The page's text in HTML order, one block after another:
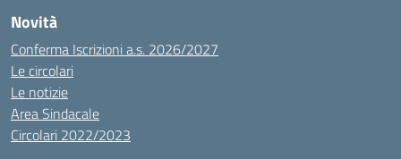
Novità
Conferma Iscrizioni a.s. 2026/2027
Le circolari
Le notizie
Area Sindacale
Circolari 2022/2023